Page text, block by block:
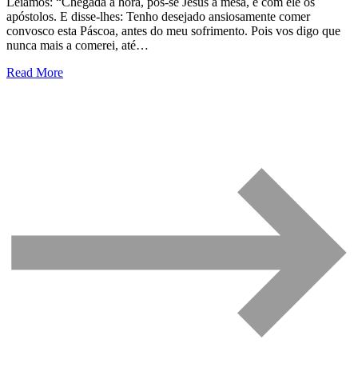
apóstolos. E disse-lhes: Tenho desejado ansiosamente comer
convosco esta Páscoa, antes do meu sofrimento. Pois vos digo que
nunca mais a comerei, até…
Read More